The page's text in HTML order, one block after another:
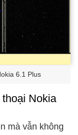
6.1 Plus
Nokia
mà vẫn không